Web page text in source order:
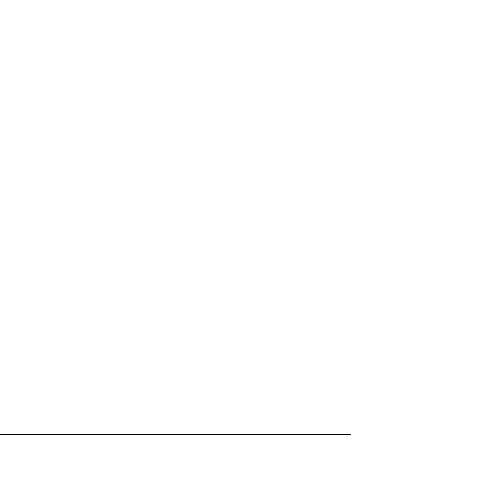
способствуют более чистому и